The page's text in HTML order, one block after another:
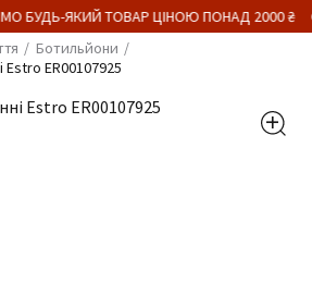
ЯКИЙ ТОВАР ЦІНОЮ ПОНАД 2000 ₴
Ботильйони
ER00107925